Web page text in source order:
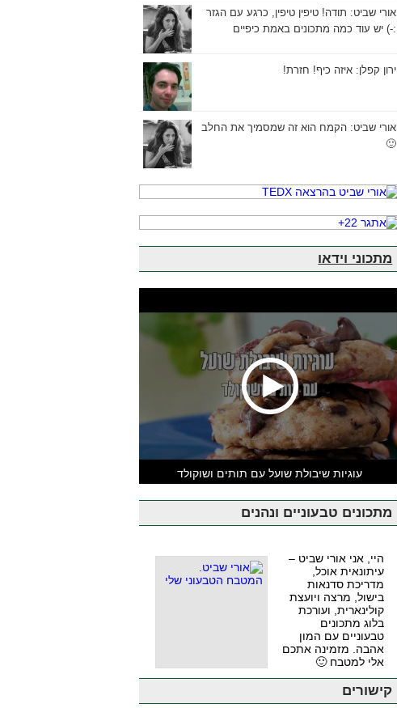
אורי שביט: תודה! טיפין טיפין, כרגע עם הגזר
:-) יש עוד כמה מתכונים באמת כיפיים
ירון קפלן: איזה כיף! חזרת!
אורי שביט: הקמח הוא זה שמסמיך את החלב
🙂
מתכוני וידאו
עוגיות שיבולת שועל עם תותים ושוקולד
מתכונים טבעוניים ונהנים
היי, אני אורי שביט –
עיתונאית אוכל,
מדריכת סדנאות
בישול, מרצה ויועצת
קולינארית, ועורכת
בלוג מתכונים
טבעוניים עם המון
אהבה. מזמינה אתכם
אלי למטבח 🙂
קישורים